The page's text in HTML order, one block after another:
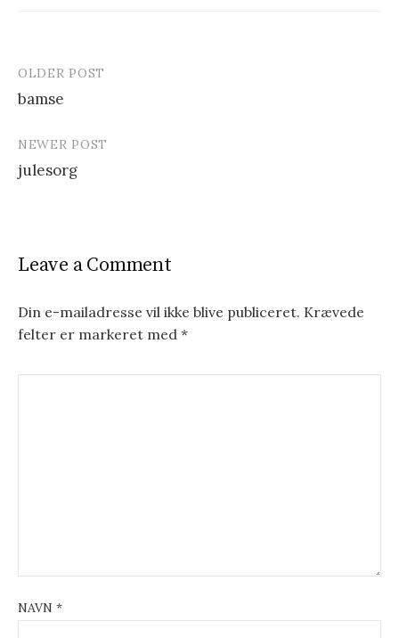
o
s
v
i
g
OLDER POST
bamse
NEWER POST
julesorg
Leave a Comment
Din e-mailadresse vil ikke blive publiceret. Krævede
felter er markeret med *
NAVN *